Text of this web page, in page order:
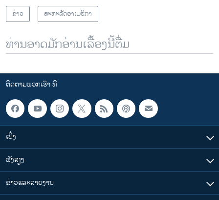
ຂ່າວ
ສະຫະລັດອາເມຣິກາ
ທ່ານອາດມັກອ່ານເລື້ອງນີ້ຕື່ມ
ຕິດຕາມພວກເຮົາ ທີ່
ເບິ່ງ
ຟັງສຽງ
ຂ່າວແລະລາຍງານ